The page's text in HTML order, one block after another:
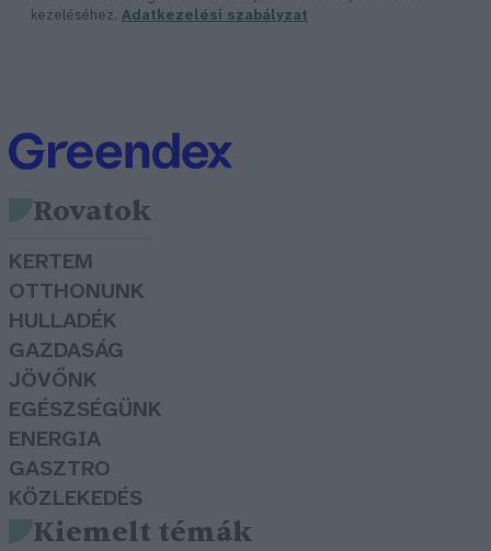
kezeléséhez. Adatkezelési szabályzat
Rovatok
KERTEM
OTTHONUNK
HULLADÉK
GAZDASÁG
JÖVŐNK
EGÉSZSÉGÜNK
ENERGIA
GASZTRO
KÖZLEKEDÉS
Kiemelt témák